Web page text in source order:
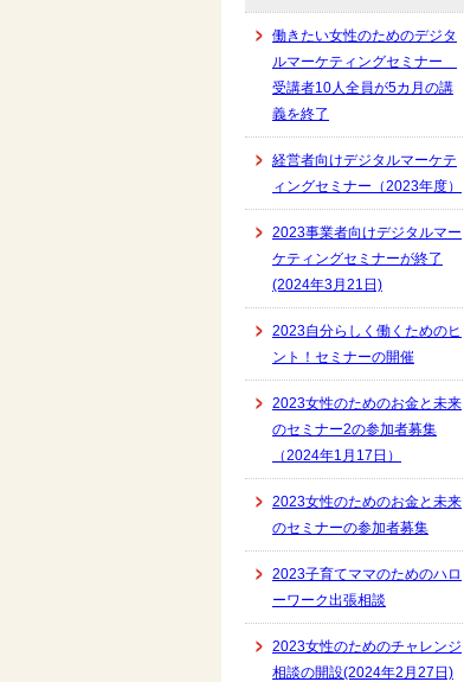
働きたい女性のためのデジタ
ルマーケティングセミナー
受講者10人全員が5カ月の講
義を終了
経営者向けデジタルマーケテ
ィングセミナー（2023年度）
2023事業者向けデジタルマー
ケティングセミナーが終了
(2024年3月21日)
2023自分らしく働くためのヒ
ント！セミナーの開催
2023女性のためのお金と未来
のセミナー2の参加者募集
（2024年1月17日）
2023女性のためのお金と未来
のセミナーの参加者募集
2023子育てママのためのハロ
ーワーク出張相談
2023女性のためのチャレンジ
相談の開設(2024年2月27日)